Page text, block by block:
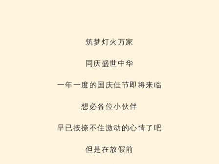
筑梦灯火万家
同庆盛世中华
一年一度的国庆佳节即将来临
想必各位小伙伴
早已按捺不住激动的心情了吧
但是在放假前